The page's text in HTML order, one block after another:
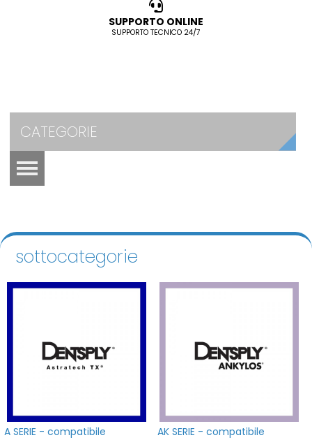
SUPPORTO ONLINE
SUPPORTO TECNICO 24/7
CATEGORIE
sottocategorie
A SERIE - compatibile
AK SERIE - compatibile